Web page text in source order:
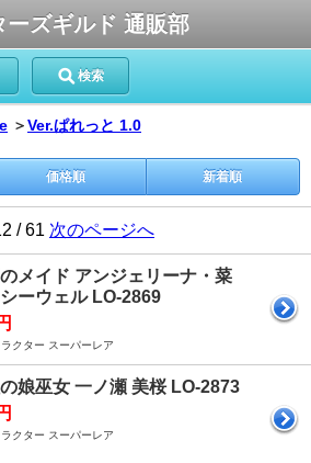
ーズギルド 通販部
検索
＞Ver.ぱれっと 1.0
価格順 新着順
/ 61 次のページへ
メイド アンジェリーナ・菜
ーウェル LO-2869
クター スーパーレア
娘巫女 一ノ瀬 美桜 LO-2873
クター スーパーレア